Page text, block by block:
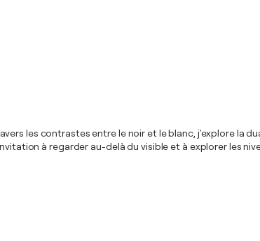
les contrastes entre le noir et le blanc, j'explore la
à regarder au-delà du visible et à explorer les